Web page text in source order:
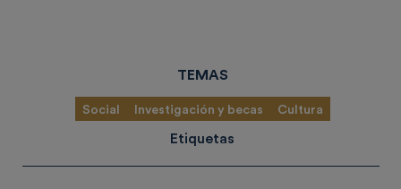
TEMAS
Social Investigación y becas Cultura
Etiquetas